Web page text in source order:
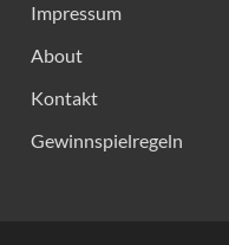
Impressum
About
Kontakt
Gewinnspielregeln